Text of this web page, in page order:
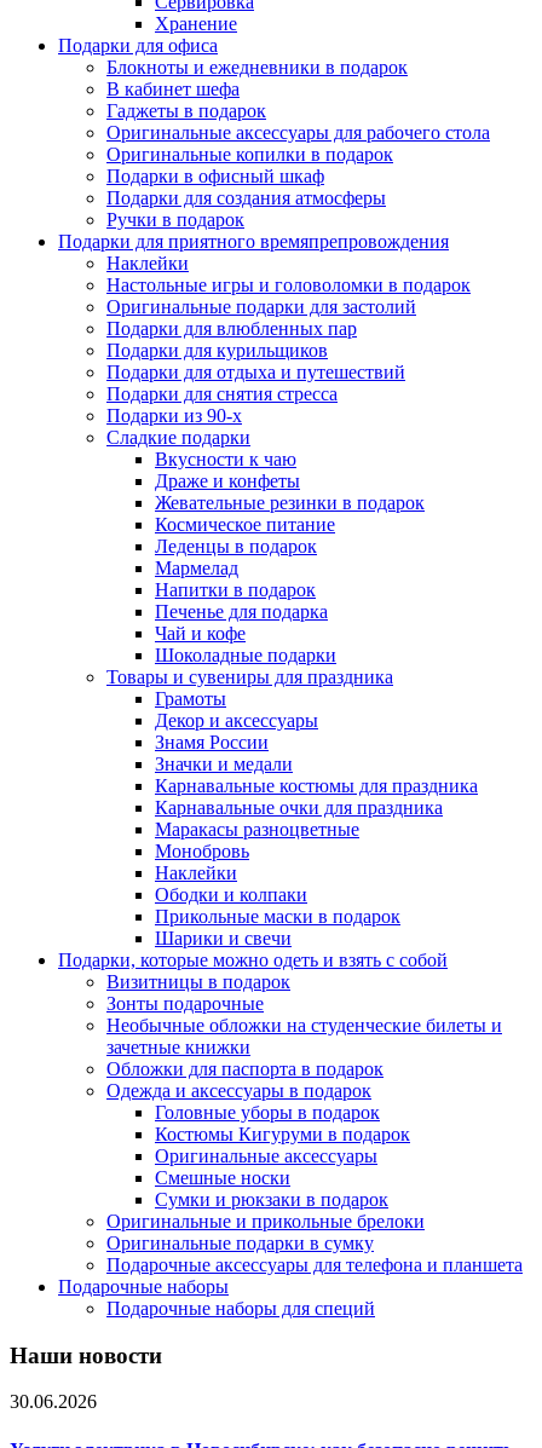
Хранение
Подарки для офиса
Блокноты и ежедневники в подарок
В кабинет шефа
Гаджеты в подарок
Оригинальные аксессуары для рабочего стола
Оригинальные копилки в подарок
Подарки в офисный шкаф
Подарки для создания атмосферы
Ручки в подарок
Подарки для приятного времяпрепровождения
Наклейки
Настольные игры и головоломки в подарок
Оригинальные подарки для застолий
Подарки для влюбленных пар
Подарки для курильщиков
Подарки для отдыха и путешествий
Подарки для снятия стресса
Подарки из 90-х
Сладкие подарки
Вкусности к чаю
Драже и конфеты
Жевательные резинки в подарок
Космическое питание
Леденцы в подарок
Мармелад
Напитки в подарок
Печенье для подарка
Чай и кофе
Шоколадные подарки
Товары и сувениры для праздника
Грамоты
Декор и аксессуары
Знамя России
Значки и медали
Карнавальные костюмы для праздника
Карнавальные очки для праздника
Маракасы разноцветные
Монобровь
Наклейки
Ободки и колпаки
Прикольные маски в подарок
Шарики и свечи
Подарки, которые можно одеть и взять с собой
Визитницы в подарок
Зонты подарочные
Необычные обложки на студенческие билеты и
зачетные книжки
Обложки для паспорта в подарок
Одежда и аксессуары в подарок
Головные уборы в подарок
Костюмы Кигуруми в подарок
Оригинальные аксессуары
Смешные носки
Сумки и рюкзаки в подарок
Оригинальные и прикольные брелоки
Оригинальные подарки в сумку
Подарочные аксессуары для телефона и планшета
Подарочные наборы
Подарочные наборы для специй
Наши новости
30.06.2026